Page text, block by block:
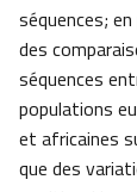
séquences;
des
séquences
populations
et africaines
que des